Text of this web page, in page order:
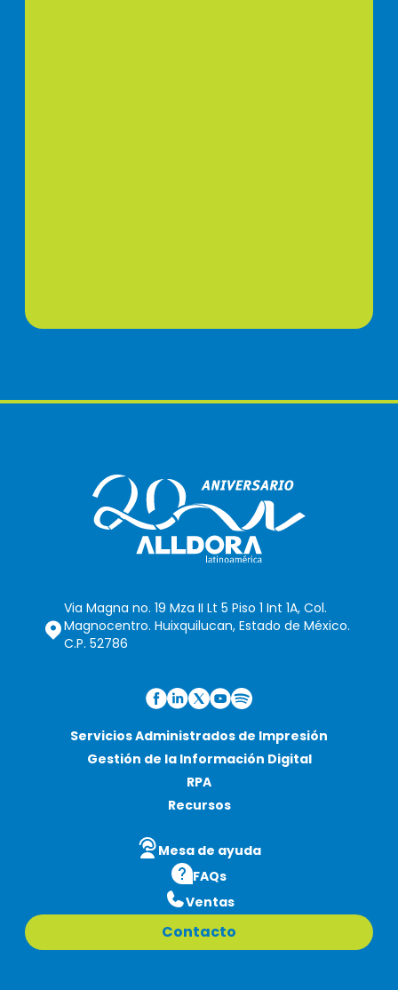
Via Magna no. 19 Mza II Lt 5 Piso 1 Int 1A, Col.
Magnocentro. Huixquilucan, Estado de México.
C.P. 52786
Servicios Administrados de Impresión
Gestión de la Información Digital
RPA
Recursos
Mesa de ayuda
FAQs
Ventas
Contacto